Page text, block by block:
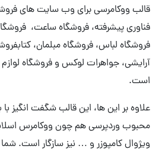
قالب ووکامرسی برای وب سایت های
فناوری پیشرفته، فروشگاه ساعت،
فروشگاه لباس، فروشگاه مبلمان،
آرایشی، جواهرات لوکس و فروشگاه
است.
علاوه بر این ها، این قالب شگفت انگیز با
محبوب وردپرسی هم چون ووکامرس
ویژوال کامپوزر و … نیز سازگار است. شما